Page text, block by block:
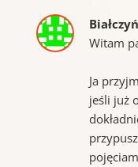
Witam
Ja
jeśli już